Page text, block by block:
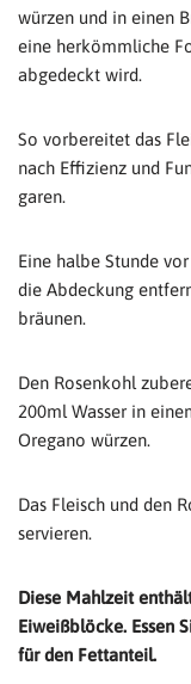
würzen und in einen
eine herkömmliche
abgedeckt wird.
So vorbereitet das
nach Effizienz und
garen.
Eine halbe Stunde
die Abdeckung
bräunen.
Den Rosenkohl
200ml Wasser in
Oregano würzen.
Das Fleisch und den
servieren.
Diese Mahlzeit
Eiweißblöcke. Essen
für den Fettanteil.